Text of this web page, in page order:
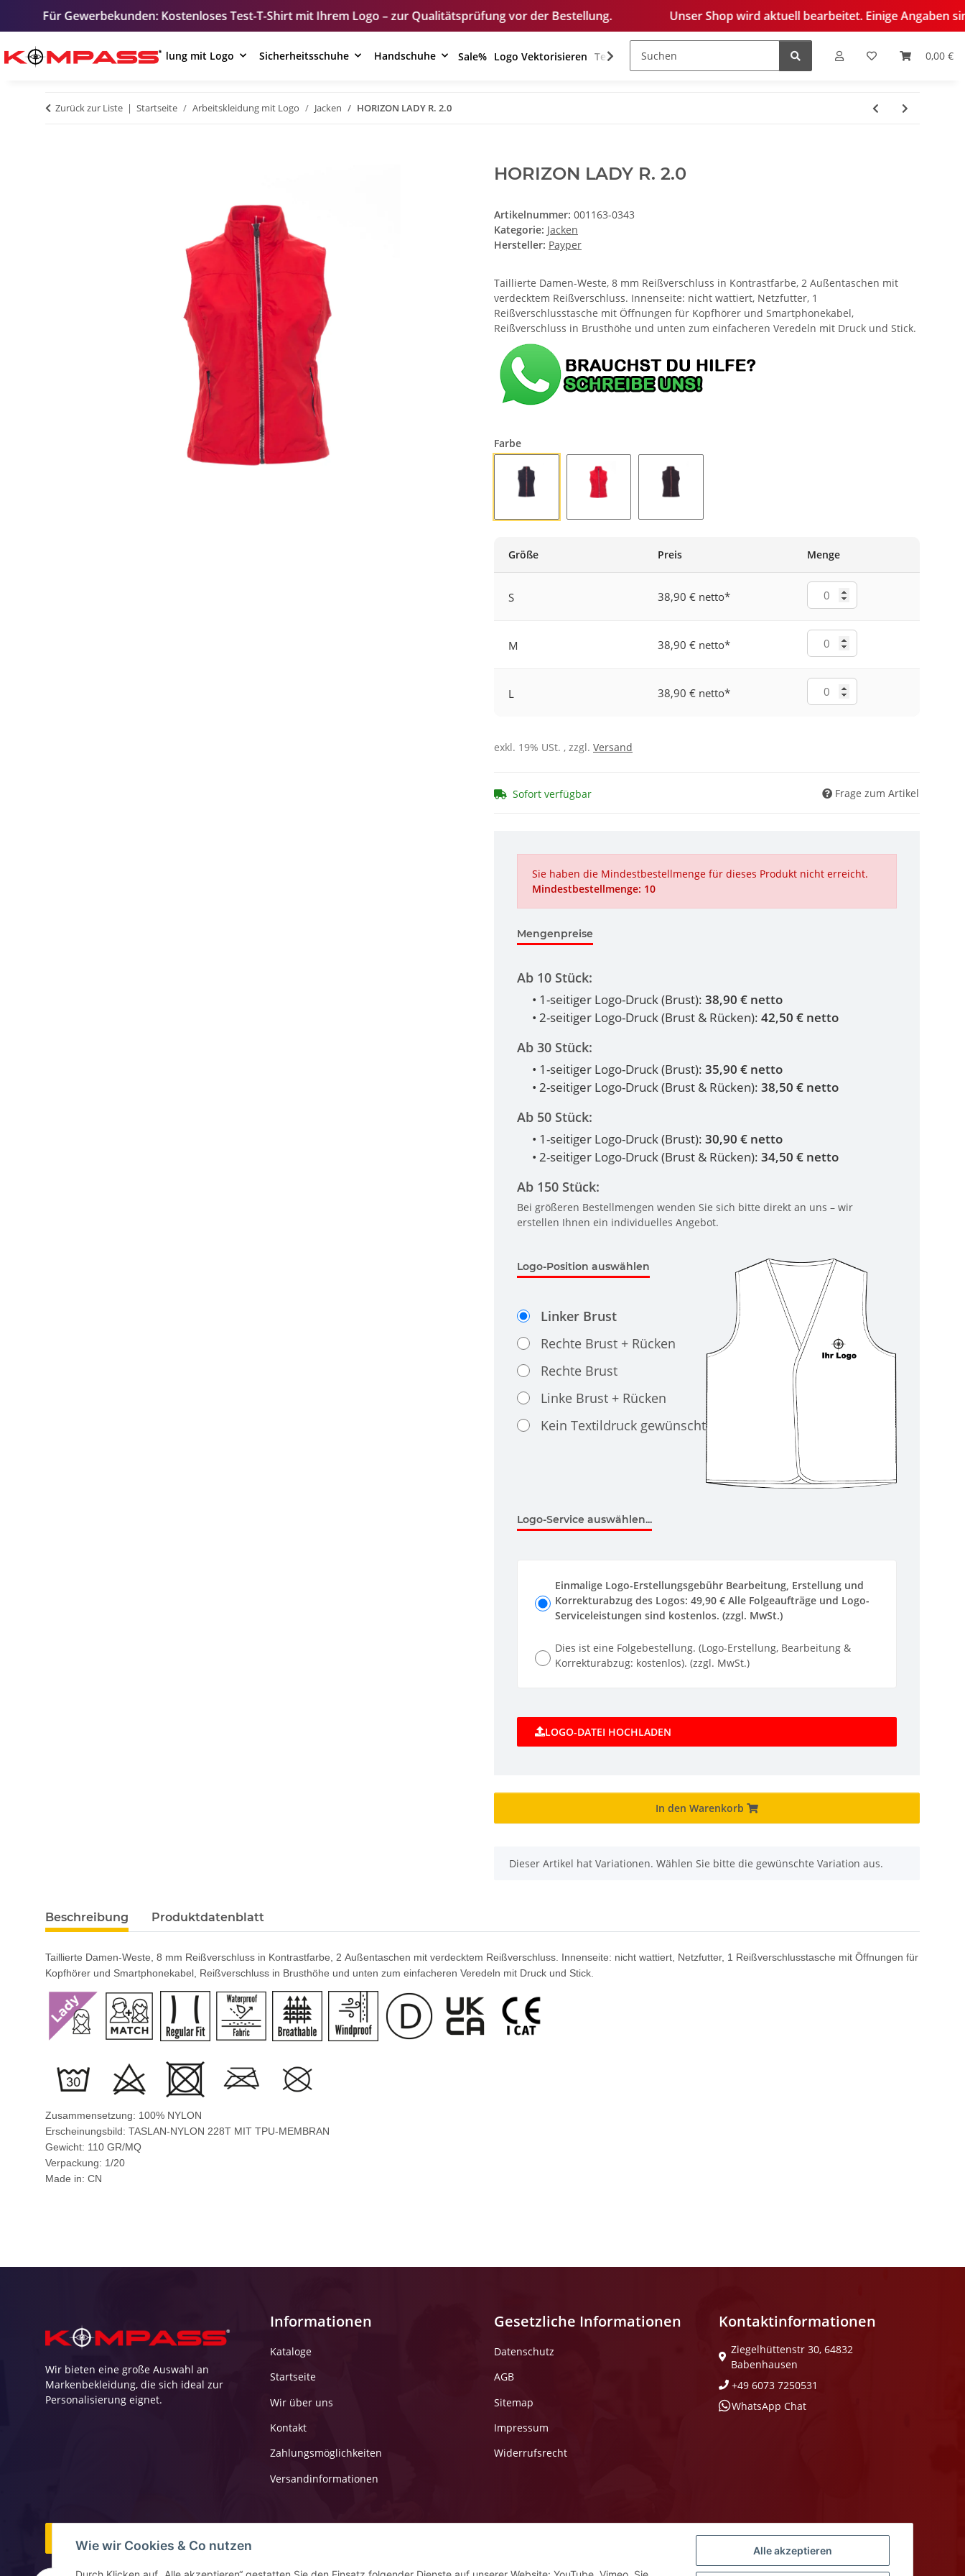
Alle akzeptieren
Wie wir Cookies & Co nutzen
Kostenloses Test-T-Shirt mit Ihrem Logo – zur Qualitätsprüfung vor der Bestellung. Unser Shop wird aktuell bearbeitet. Einige Angaben sind derzeit
0,00 €
Arbeitskleidung mit Logo Sicherheitsschuhe Handschuhe Sale% Logo Vektorisieren Textilveredelung
Zurück zur Liste Startseite Arbeitskleidung mit Logo Jacken HORIZON LADY R. 2.0
HORIZON LADY R. 2.0
Artikelnummer: 001163-0343
Kategorie: Jacken
Hersteller: Payper
Taillierte Damen-Weste, 8 mm Reißverschluss in Kontrastfarbe, 2 Außentaschen mit
verdecktem Reißverschluss. Innenseite: nicht wattiert, Netzfutter, 1
Reißverschlusstasche mit Öffnungen für Kopfhörer und Smartphonekabel,
Reißverschluss in Brusthöhe und unten zum einfacheren Veredeln mit Druck und Stick.
Farbe
MARINEBLAU
Größe Preis Menge
S 38,90 € netto*
M 38,90 € netto*
L 38,90 € netto*
exkl. 19% USt. , zzgl. Versand
Sofort verfügbar Frage zum Artikel
Sie haben die Mindestbestellmenge für dieses Produkt nicht erreicht.
Mindestbestellmenge: 10
Mengenpreise
Ab 10 Stück:
• 1-seitiger Logo-Druck (Brust): 38,90 € netto
• 2-seitiger Logo-Druck (Brust & Rücken): 42,50 € netto
Ab 30 Stück:
• 1-seitiger Logo-Druck (Brust): 35,90 € netto
• 2-seitiger Logo-Druck (Brust & Rücken): 38,50 € netto
Ab 50 Stück:
• 1-seitiger Logo-Druck (Brust): 30,90 € netto
• 2-seitiger Logo-Druck (Brust & Rücken): 34,50 € netto
Ab 150 Stück:
Bei größeren Bestellmengen wenden Sie sich bitte direkt an uns – wir
erstellen Ihnen ein individuelles Angebot.
Logo-Position auswählen
Linker Brust
Rechte Brust + Rücken
Rechte Brust
Linke Brust + Rücken
Kein Textildruck gewünscht
Logo-Service auswählen...
Einmalige Logo-Erstellungsgebühr Bearbeitung, Erstellung und
Korrekturabzug des Logos: 49,90 € Alle Folgeaufträge und Logo-
Serviceleistungen sind kostenlos. (zzgl. MwSt.)
Dies ist eine Folgebestellung. (Logo-Erstellung, Bearbeitung &
Korrekturabzug: kostenlos). (zzgl. MwSt.)
LOGO-DATEI HOCHLADEN
In den Warenkorb
x
Dieser Artikel hat Variationen. Wählen Sie bitte die gewünschte Variation aus.
Beschreibung Produktdatenblatt
Taillierte Damen-Weste, 8 mm Reißverschluss in Kontrastfarbe, 2 Außentaschen mit verdecktem Reißverschluss. Innenseite: nicht wattiert, Netzfutter, 1 Reißverschlusstasche mit Öffnungen für
Kopfhörer und Smartphonekabel, Reißverschluss in Brusthöhe und unten zum einfacheren Veredeln mit Druck und Stick.
Zusammensetzung: 100% NYLON
Erscheinungsbild: TASLAN-NYLON 228T MIT TPU-MEMBRAN
Gewicht: 110 GR/MQ
Verpackung: 1/20
Made in: CN
Wir bieten eine große Auswahl an
Markenbekleidung, die sich ideal zur
Personalisierung eignet.
Informationen
Kataloge
Startseite
Wir über uns
Kontakt
Zahlungsmöglichkeiten
Versandinformationen
Gesetzliche Informationen
Datenschutz
AGB
Sitemap
Impressum
Widerrufsrecht
Kontaktinformationen
Ziegelhüttenstr 30, 64832
Babenhausen
+49 6073 7250531
WhatsApp Chat
Vertrag widerrufen